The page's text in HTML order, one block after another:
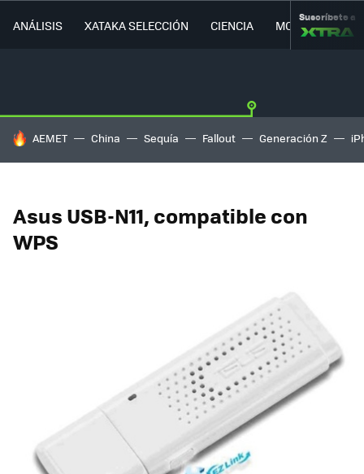
ANÁLISIS XATAKA SELECCIÓN CIENCIA MOVILIDAD
Suscríbete a
HOY SE HABLA DE
AEMET China Sequía Fallout Generación Z
Asus USB-N11, compatible con
WPS